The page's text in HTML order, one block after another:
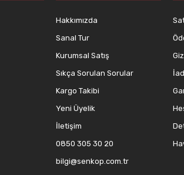
Hakkımızda
Sanal Tur
Kurumsal Satış
Sıkça Sorulan Sorular
Kargo Takibi
Yeni Üyelik
İletişim
0850 305 30 20
bilgi@senkop.com.tr